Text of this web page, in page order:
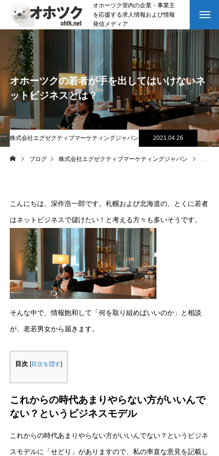
オホーツク管内の企業・事業主
を応援する求人情報および情報
発信メディア
オホーツクの若者が手を出してはいけないネ
ットビジネスとは？
株式会社エグゼクティブマーケティングジャパン 2021.04.26
ブログ 株式会社エグゼクティブマーケティングジャパン オホ
こんにちは、深作浩一郎です。札幌および北海道の、とくに若者
はネットビジネスで儲けたい！と考える方々も多いそうです。
そんな中で、情報飽和して「何を取り組めばいいのか」と相談
が、老若男女から届きます。
目次 [目次を隠す]
これからの時代あまりやらない方がいいんで
ない？というビジネスモデル
これからの時代あまりやらない方がいいんでない？というビジネ
スモデルに「せどり」がありますので、私の率直な意見を記載し